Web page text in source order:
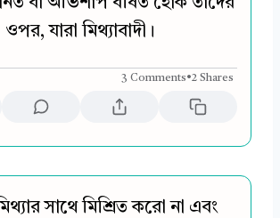
ওপর, যারা মিথ্যাবাদী।
3 Comments•2 Shares
সাথে মিশ্রিত করো না এবং